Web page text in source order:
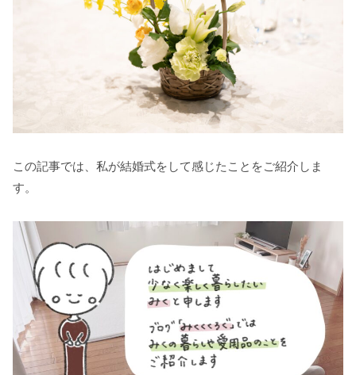
この記事では、私が結婚式をして感じたことをご紹介しま
す。